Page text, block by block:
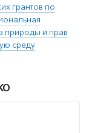
грантов по
природы и прав
среду